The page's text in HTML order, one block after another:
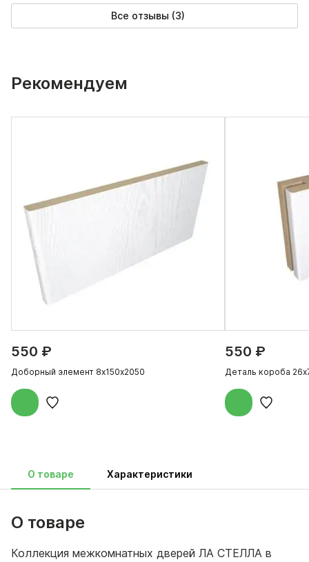
Все отзывы (3)
Рекомендуем
550 ₽
Доборный элемент 8х150х2050
550 ₽
Деталь короба
О товаре Характеристики
О товаре
Коллекция межкомнатных дверей ЛА СТЕЛЛА в